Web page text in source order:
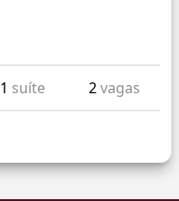
1 suíte 2vagas